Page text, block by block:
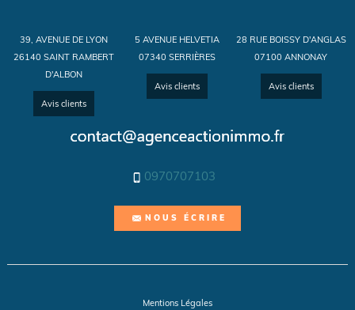
39, AVENUE DE LYON
26140 SAINT RAMBERT
D'ALBON
Avis clients
5 AVENUE HELVETIA
07340 SERRIÈRES
Avis clients
28 RUE BOISSY D'ANGLAS
07100 ANNONAY
Avis clients
0970707103
NOUS ÉCRIRE
Mentions Légales